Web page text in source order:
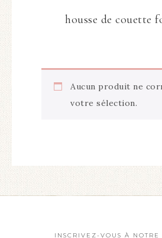
housse de couette
Aucun produit ne
votre sélection.
INSCRIVEZ-VOUS À NOTRE